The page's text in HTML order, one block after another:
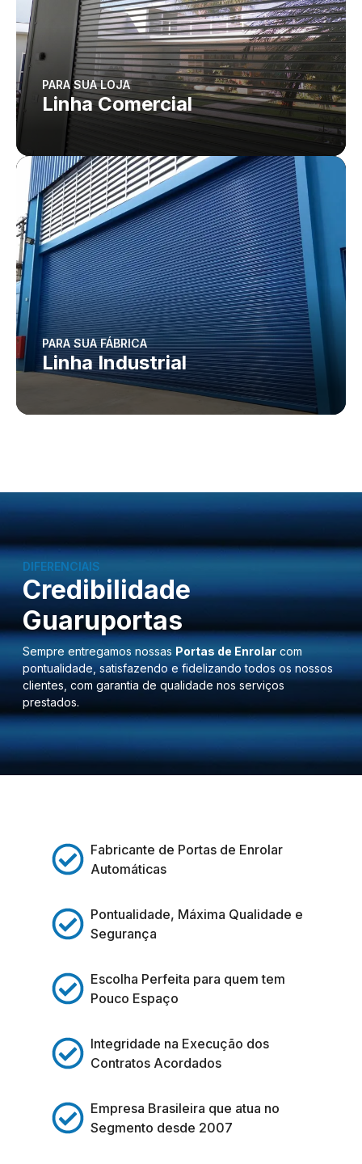
PARA SUA LOJA
Linha Comercial
PARA SUA FÁBRICA
Linha Industrial
DIFERENCIAIS
Credibilidade
Guaruportas
Sempre entregamos nossas Portas de Enrolar com
pontualidade, satisfazendo e fidelizando todos os nossos
clientes, com garantia de qualidade nos serviços
prestados.
Fabricante de Portas de Enrolar
Automáticas
Pontualidade, Máxima Qualidade e
Segurança
Escolha Perfeita para quem tem
Pouco Espaço
Integridade na Execução dos
Contratos Acordados
Empresa Brasileira que atua no
Segmento desde 2007